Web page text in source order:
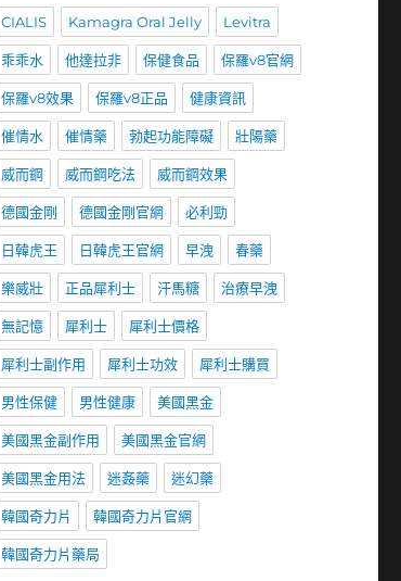
CIALIS Kamagra Oral Jelly Levitra
乖乖水 他達拉非 保健食品 保羅v8官網
保羅v8效果 保羅v8正品 健康資訊
催情水 催情藥 勃起功能障礙 壯陽藥
威而鋼 威而鋼吃法 威而鋼效果
德國金剛 德國金剛官網 必利勁
日韓虎王 日韓虎王官網 早洩 春藥
樂威壯 正品犀利士 汗馬糖 治療早洩
無記憶 犀利士 犀利士價格
犀利士副作用 犀利士功效 犀利士購買
男性保健 男性健康 美國黑金
美國黑金副作用 美國黑金官網
美國黑金用法 迷姦藥 迷幻藥
韓國奇力片 韓國奇力片官網
韓國奇力片藥局